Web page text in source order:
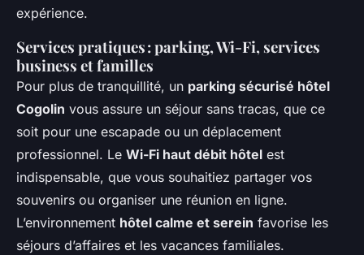
expérience.
Services pratiques : parking, Wi-Fi, services
business et familles
Pour plus de tranquillité, un parking sécurisé hôtel
Cogolin vous assure un séjour sans tracas, que ce
soit pour une escapade ou un déplacement
professionnel. Le Wi-Fi haut débit hôtel est
indispensable, que vous souhaitiez partager vos
souvenirs ou organiser une réunion en ligne.
L’environnement hôtel calme et serein favorise les
séjours d’affaires et les vacances familiales.